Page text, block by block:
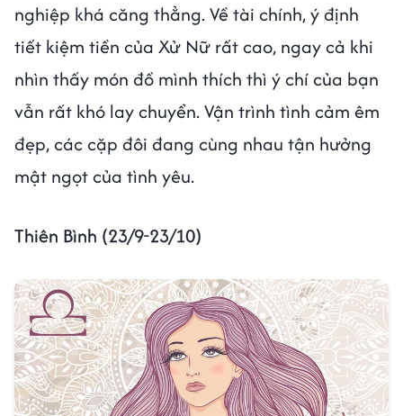
nghiệp khá căng thẳng. Về tài chính, ý định
tiết kiệm tiền của Xử Nữ rất cao, ngay cả khi
nhìn thấy món đồ mình thích thì ý chí của bạn
vẫn rất khó lay chuyển. Vận trình tình cảm êm
đẹp, các cặp đôi đang cùng nhau tận hưởng
mật ngọt của tình yêu.
Thiên Bình (23/9-23/10)